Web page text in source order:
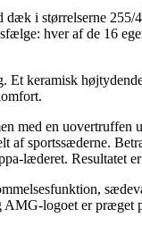
i størrelserne
hver af de 16
keramisk
en uovertruffen
af sportssæderne.
læderet. Resultatet
logoet er præget